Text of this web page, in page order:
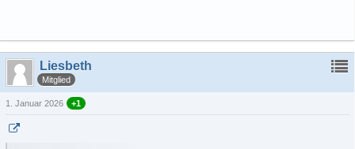
Liesbeth
Mitglied
1. Januar 2026 +1